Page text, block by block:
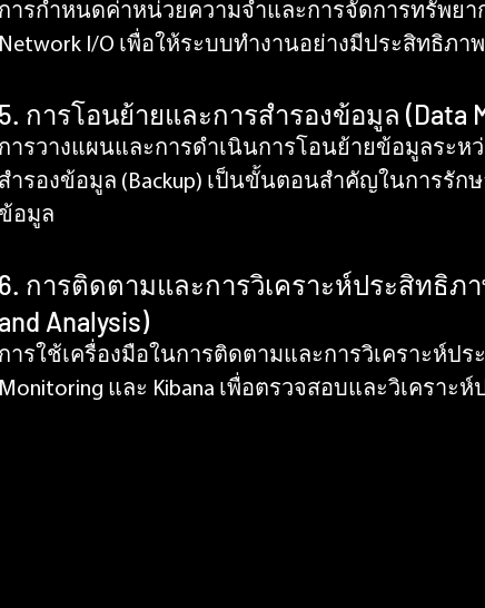
การกำหนดค่าหน่วยความจำและการจัดการทรัพยาก
Network I/O เพื่อให้ระบบทำงานอย่างมีประสิทธิภา
5. การโอนย้ายและการสำรองข้อมูล (Data
การวางแผนและการดำเนินการโอนย้ายข้อมูลระหว่
สำรองข้อมูล (Backup) เป็นขั้นตอนสำคัญในการรัก
ข้อมูล
6. การติดตามและการวิเคราะห์ประสิทธิภา
and Analysis)
การใช้เครื่องมือในการติดตามและการวิเคราะห์ประ
Monitoring และ Kibana เพื่อตรวจสอบและวิเคราะ